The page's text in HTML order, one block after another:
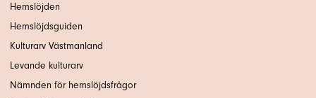
Hemslöjden
Hemslöjdsguiden
Kulturarv Västmanland
Levande kulturarv
Nämnden för hemslöjdsfrågor